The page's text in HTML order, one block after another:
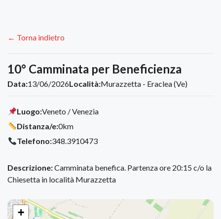
← Torna indietro
10° Camminata per Beneficienza
Data:13/06/2026Località:Murazzetta - Eraclea (Ve)
Luogo:Veneto / Venezia
Distanza/e:0km
Telefono:348.3910473
Descrizione:Camminata benefica. Partenza ore 20:15 c/o la
Chiesetta in località Murazzetta
+